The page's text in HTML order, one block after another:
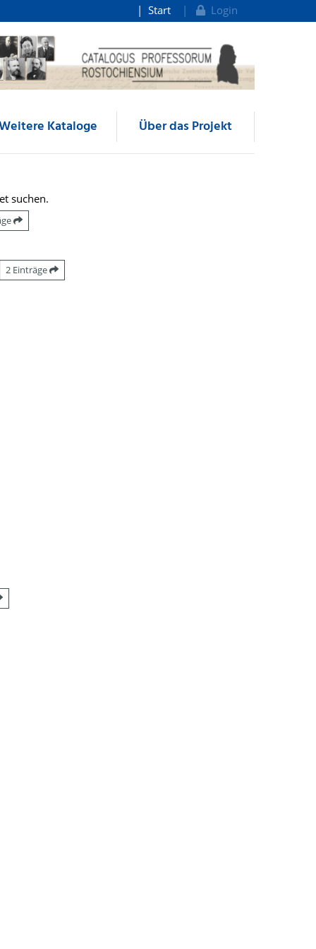
Start Login
Kataloge Über das Projekt
suchen.
2 Einträge